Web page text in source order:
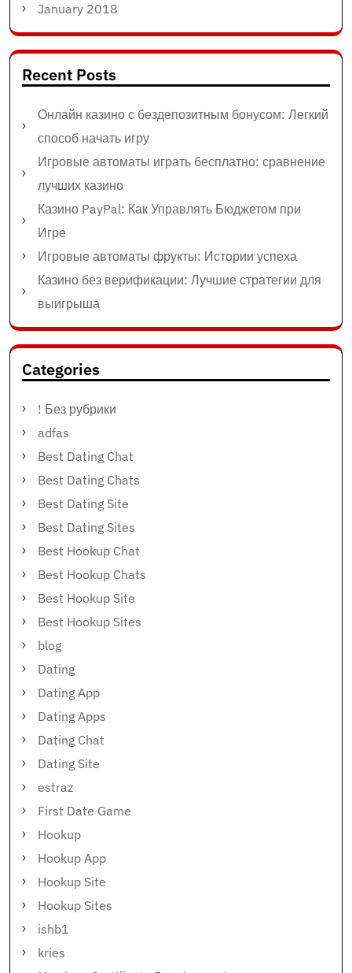
January 2018
Recent Posts
Онлайн казино с бездепозитным бонусом: Легкий
способ начать игру
Игровые автоматы играть бесплатно: сравнение
лучших казино
Казино PayPal: Как Управлять Бюджетом при
Игре
Игровые автоматы фрукты: Истории успеха
Казино без верификации: Лучшие стратегии для
выигрыша
Categories
! Без рубрики
adfas
Best Dating Chat
Best Dating Chats
Best Dating Site
Best Dating Sites
Best Hookup Chat
Best Hookup Chats
Best Hookup Site
Best Hookup Sites
blog
Dating
Dating App
Dating Apps
Dating Chat
Dating Site
estraz
First Date Game
Hookup
Hookup App
Hookup Site
Hookup Sites
ishb1
kries